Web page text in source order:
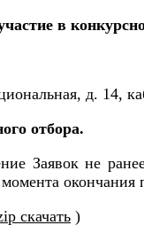
в
д. 14,
отбора.
Заявок не
окончания
скачать )